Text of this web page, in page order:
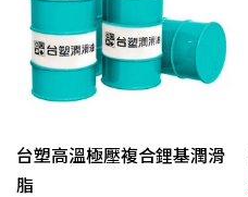
台塑高溫極壓複合鋰基潤滑
脂